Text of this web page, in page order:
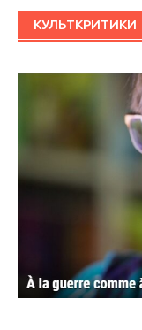
КУЛЬТКРИТИКИ